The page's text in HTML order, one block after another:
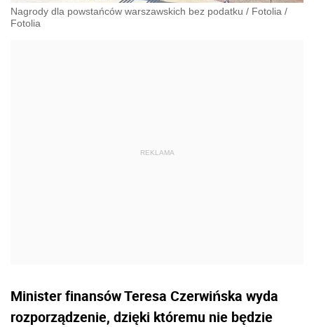
Nagrody dla powstańców warszawskich bez podatku / Fotolia /
Fotolia
Minister finansów Teresa Czerwińska wyda
rozporządzenie, dzięki któremu nie będzie